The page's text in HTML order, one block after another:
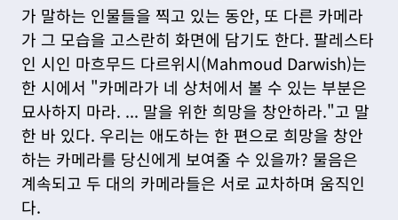
가 말하는 인물들을 찍고 있는 동안, 또 다른 카메라
가 그 모습을 고스란히 화면에 담기도 한다. 팔레스타
인 시인 마흐무드 다르위시(Mahmoud Darwish)는
한 시에서 "카메라가 네 상처에서 볼 수 있는 부분은
묘사하지 마라. ... 말을 위한 희망을 창안하라."고 말
한 바 있다. 우리는 애도하는 한 편으로 희망을 창안
하는 카메라를 당신에게 보여줄 수 있을까? 물음은
계속되고 두 대의 카메라들은 서로 교차하며 움직인
다.